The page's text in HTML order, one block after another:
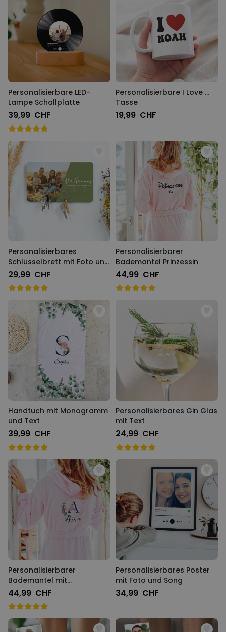
Personalisierbare LED-
Lampe Schallplatte
39,99 CHF
Personalisierbare I Love ...
Tasse
19,99 CHF
Personalisierbares
Schlüsselbrett mit Foto und
Text
29,99 CHF
Personalisierbarer
Bademantel Prinzessin
44,99 CHF
Handtuch mit Monogramm
und Text
39,99 CHF
Personalisierbares Gin Glas
mit Text
24,99 CHF
Personalisierbarer
Bademantel mit
Monogramm im
Blumenmuster
44,99 CHF
Personalisierbares Poster
mit Foto und Song
34,99 CHF